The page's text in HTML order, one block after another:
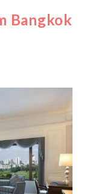
Bangkok